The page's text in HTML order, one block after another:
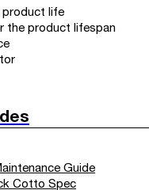
product life
the product lifespan
Guide
Cotto Spec